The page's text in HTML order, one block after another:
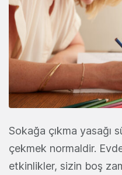
Sokağa çıkma yasağı
çekmek normaldir.
etkinlikler, sizin boş